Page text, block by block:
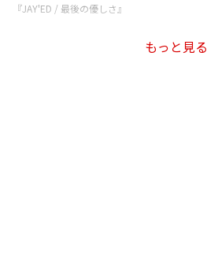
『JAY'ED / 最後の優しさ』
もっと見る